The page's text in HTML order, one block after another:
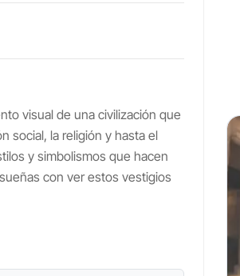
visual de una civilización que
social, la religión y hasta el
y simbolismos que hacen
con ver estos vestigios